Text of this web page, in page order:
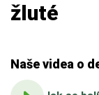
žluté
Naše videa o